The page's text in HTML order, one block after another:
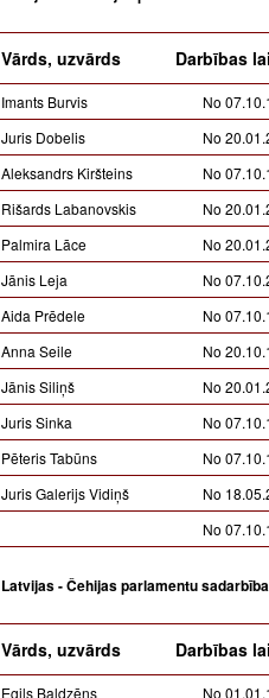
Vārds, uzvārds Darbības
Imants Burvis
No
Juris Dobelis
No
Aleksandrs Kiršteins
No
Rišards Labanovskis
No
Palmira Lāce
No
Jānis Leja
No
Aida Prēdele
No
Anna Seile
No
Jānis Siliņš
No
Juris Sinka
No
Pēteris Tabūns
No
Juris Galerijs Vidiņš
No
No
Latvijas - Čehijas parlamentu
Vārds, uzvārds Darbības
Egils Baldzēns
No